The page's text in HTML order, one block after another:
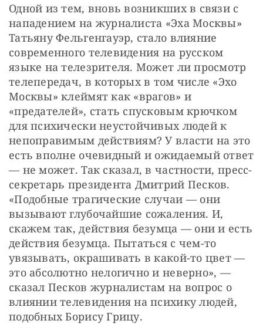
Одной из тем, вновь возникших в связи с
нападением на журналиста «Эха Москвы»
Татьяну Фельгенгауэр, стало влияние
современного телевидения на русском
языке на телезрителя. Может ли просмотр
телепередач, в которых в том числе «Эхо
Москвы» клеймят как «врагов» и
«предателей», стать спусковым крючком
для психически неустойчивых людей к
непоправимым действиям? У власти на это
есть вполне очевидный и ожидаемый ответ
— не может. Так сказал, в частности, пресс-
секретарь президента Дмитрий Песков.
«Подобные трагические случаи — они
вызывают глубочайшие сожаления. И,
скажем так, действия безумца — они и есть
действия безумца. Пытаться с чем-то
увязывать, окрашивать в какой-то цвет —
это абсолютно нелогично и неверно», —
сказал Песков журналистам на вопрос о
влиянии телевидения на психику людей,
подобных Борису Грицу.